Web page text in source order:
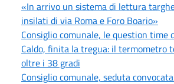
«In arrivo un sistema di lettura
insilati di via Roma e Foro Boario»
Consiglio comunale, le question time
Caldo, finita la tregua: il termometro
oltre i 38 gradi
Consiglio comunale, seduta